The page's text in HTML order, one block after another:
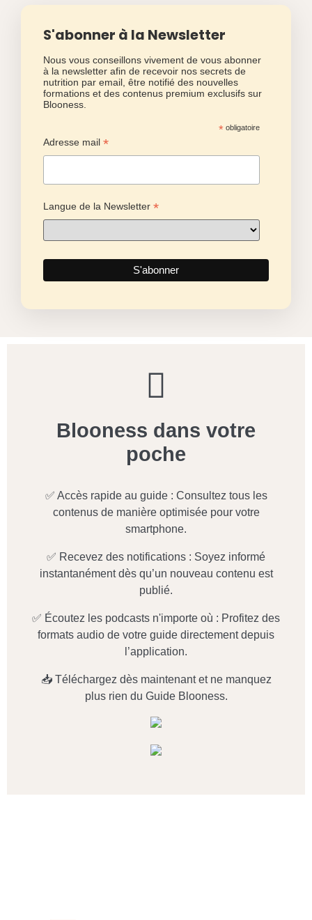
S'abonner à la Newsletter
Nous vous conseillons vivement de vous abonner
à la newsletter afin de recevoir nos secrets de
nutrition par email, être notifié des nouvelles
formations et des contenus premium exclusifs sur
Blooness.
* obligatoire
Adresse mail *
Langue de la Newsletter *
Blooness dans votre
poche
✅ Accès rapide au guide : Consultez tous les
contenus de manière optimisée pour votre
smartphone.
✅ Recevez des notifications : Soyez informé
instantanément dès qu’un nouveau contenu est
publié.
✅ Écoutez les podcasts n'importe où : Profitez des
formats audio de votre guide directement depuis
l’application.
📥 Téléchargez dès maintenant et ne manquez
plus rien du Guide Blooness.